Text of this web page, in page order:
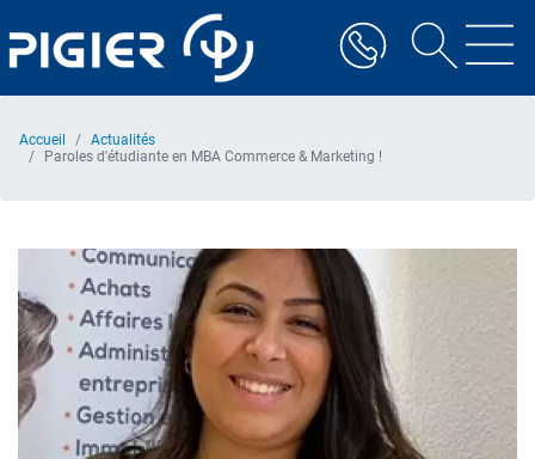
au
contenu
Accueil
Actualités
Paroles d'étudiante en MBA Commerce & Marketing !